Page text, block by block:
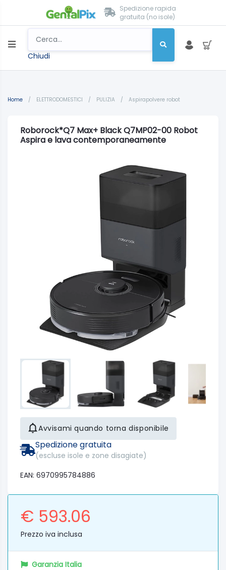
Spedizione rapida
gratuita (no isole)
Chiudi
Home / ELETTRODOMESTICI / PULIZIA / Aspirapolvere robot
Roborock*Q7 Max+ Black Q7MP02-00 Robot
Aspira e lava contemporaneamente
Avvisami quando torna disponibile
Spedizione gratuita
(escluse isole e zone disagiate)
EAN: 6970995784886
€ 593.06
Prezzo iva inclusa
Garanzia Italia